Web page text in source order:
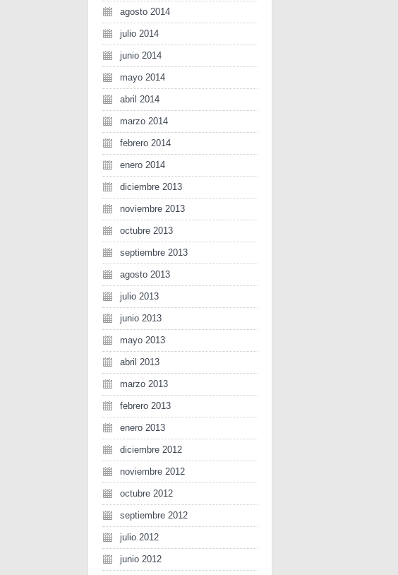
agosto 2014
julio 2014
junio 2014
mayo 2014
abril 2014
marzo 2014
febrero 2014
enero 2014
diciembre 2013
noviembre 2013
octubre 2013
septiembre 2013
agosto 2013
julio 2013
junio 2013
mayo 2013
abril 2013
marzo 2013
febrero 2013
enero 2013
diciembre 2012
noviembre 2012
octubre 2012
septiembre 2012
julio 2012
junio 2012